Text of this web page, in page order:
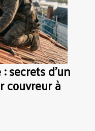
secrets d’un
couvreur à